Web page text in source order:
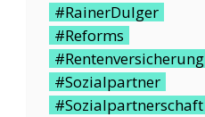
#RainerDulger
#Reforms
#Rentenversicherung
#Sozialpartner
#Sozialpartnerschaft